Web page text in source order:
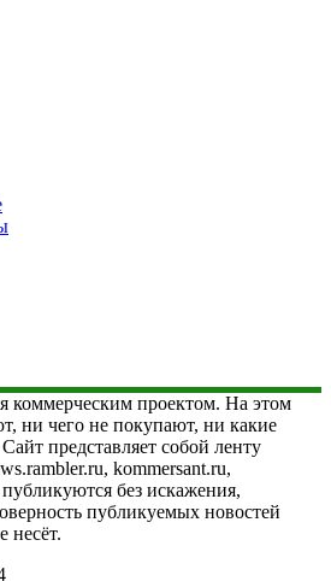
коммерческим проектом. На этом
ни чего не покупают, ни какие
представляет собой ленту
kommersant.ru,
без искажения,
публикуемых новостей
несёт.